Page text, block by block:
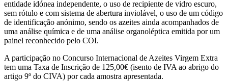
entidade idónea independente, o uso de recipiente de vidro escuro,
sem rótulo e com sistema de abertura inviolável, o uso de um código
de identificação anónimo, sendo os azeites ainda acompanhados de
uma análise química e de uma análise organoléptica emitida por um
painel reconhecido pelo COI.
A participação no Concurso Internacional de Azeites Virgem Extra
tem uma Taxa de Inscrição de 125,00€ (isento de IVA ao abrigo do
artigo 9º do CIVA) por cada amostra apresentada.